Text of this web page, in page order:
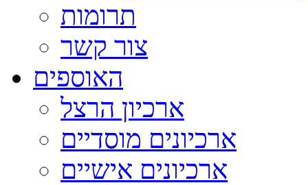
תרומות
צור קשר
האוספים
ארכיון הרצל
ארכיונים מוסדיים
ארכיונים אישיים